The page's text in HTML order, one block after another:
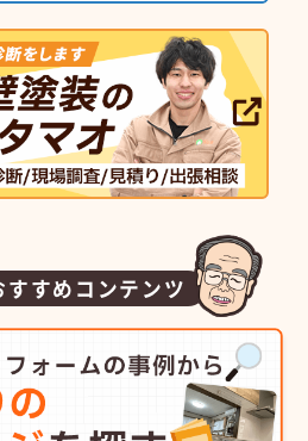
すすめコンテンツ